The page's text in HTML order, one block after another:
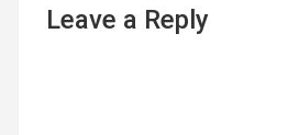
Leave a Reply